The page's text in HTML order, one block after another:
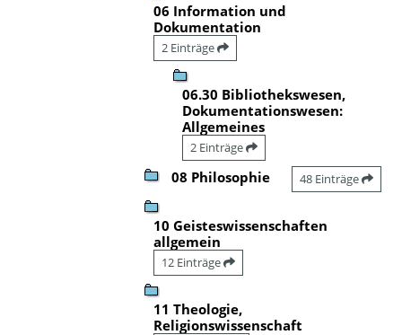
06 Information und
Dokumentation
2 Einträge
06.30 Bibliothekswesen,
Dokumentationswesen:
Allgemeines
2 Einträge
08 Philosophie 48 Einträge
10 Geisteswissenschaften
allgemein
12 Einträge
11 Theologie,
Religionswissenschaft